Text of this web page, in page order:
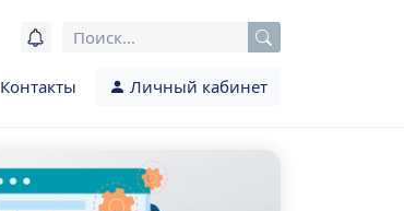
Контакты Личный кабинет